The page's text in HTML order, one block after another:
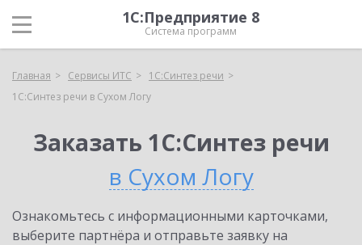
1С:Предприятие 8
Система программ
Главная Сервисы ИТС
1С:Синтез речи
1С:Синтез речи в Сухом Логу
Заказать 1С:Синтез речи
в Сухом Логу
Ознакомьтесь с информационными карточками,
выберите партнёра и отправьте заявку на